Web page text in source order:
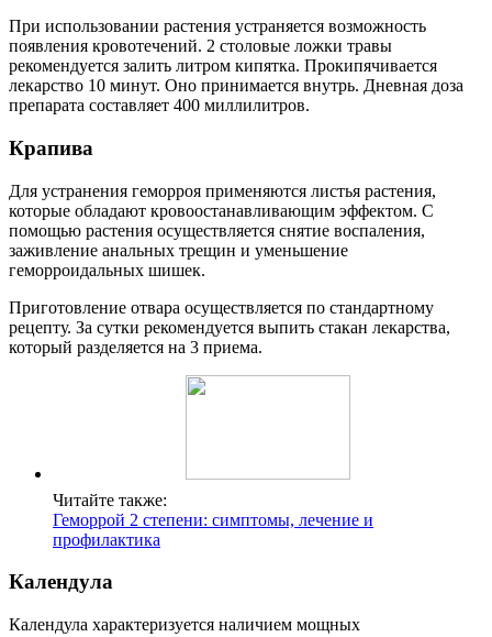
При использовании растения устраняется возможность
появления кровотечений. 2 столовые ложки травы
рекомендуется залить литром кипятка. Прокипячивается
лекарство 10 минут. Оно принимается внутрь. Дневная доза
препарата составляет 400 миллилитров.
Крапива
Для устранения геморроя применяются листья растения,
которые обладают кровоостанавливающим эффектом. С
помощью растения осуществляется снятие воспаления,
заживление анальных трещин и уменьшение
геморроидальных шишек.
Приготовление отвара осуществляется по стандартному
рецепту. За сутки рекомендуется выпить стакан лекарства,
который разделяется на 3 приема.
Читайте также:
Геморрой 2 степени: симптомы, лечение и
профилактика
Календула
Календула характеризуется наличием мощных